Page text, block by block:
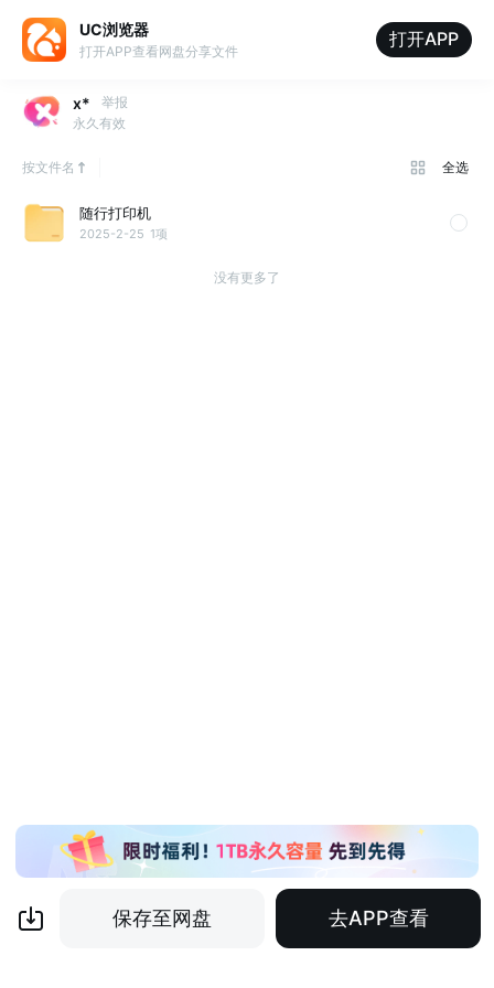
UC浏览器
打开APP查看网盘分享文件
打开APP
x*
举报
永久有效
按文件名 全选
随行打印机
2025-2-25 1项
没有更多了
保存至网盘 去APP查看